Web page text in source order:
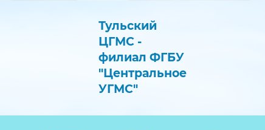
Тульский
ЦГМС -
филиал ФГБУ
"Центральное
УГМС"